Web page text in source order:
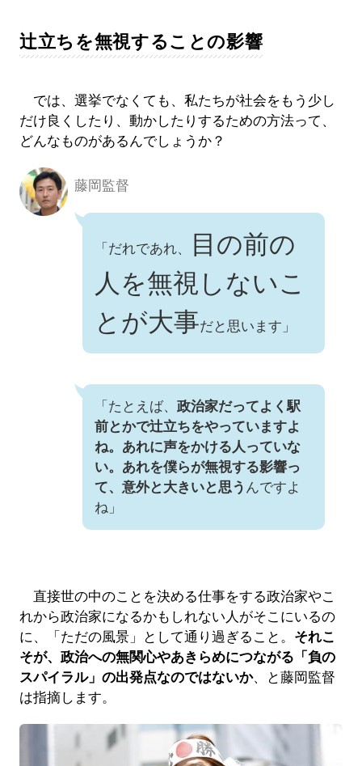
辻立ちを無視することの影響
では、選挙でなくても、私たちが社会をもう少し
だけ良くしたり、動かしたりするための方法って、
どんなものがあるんでしょうか？
藤岡監督
「だれであれ、
目の前の
人を無視しないこ
とが大事だと思います」
「たとえば、 政治家だってよく駅
前とかで辻立ちをやっていますよ
ね。あれに声をかける人っていな
い。あれを僕らが無視する影響っ
て、意外と大きいと思う んですよ
ね」
直接世の中のことを決める仕事をする政治家やこ
れから政治家になるかもしれない人がそこにいるの
に、「ただの風景」として通り過ぎること。 それこ
そが、政治への無関心やあきらめにつながる「負の
スパイラル」の出発点なのではないか、と藤岡監督
は指摘します。